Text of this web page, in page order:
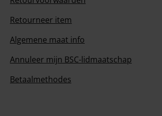
Retourneer item
Algemene maat info
Annuleer mijn BSC-lidmaatschap
Betaalmethodes